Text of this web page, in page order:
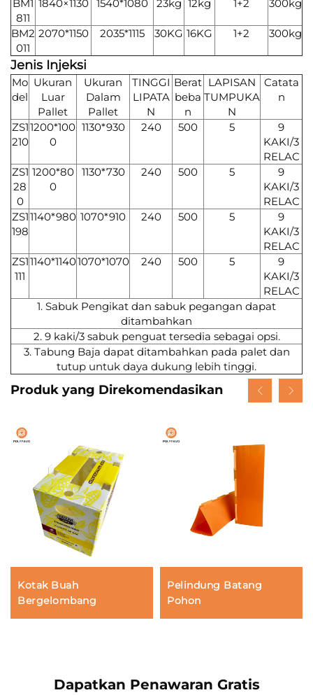
BM1
811
1840×1130 1540*1080 23kg 12kg 1+2 300kg
BM2
011
2070*1150 2035*1115 30KG 16KG 1+2 300kg
Jenis Injeksi
Mo
del
Ukuran
Luar
Pallet
Ukuran
Dalam
Pallet
TINGGI
LIPATA
N
Berat
beba
n
LAPISAN
TUMPUKA
N
Catata
n
ZS1
210
1200*100
0
1130*930 240 500 5
9
KAKI/3
RELAC
ZS1
28
0
1200*80
0
1130*730 240 500 5
9
KAKI/3
RELAC
ZS1
198
1140*980 1070*910 240 500 5
9
KAKI/3
RELAC
ZS1
111
1140*11401070*1070 240 500 5
9
KAKI/3
RELAC
1. Sabuk Pengikat dan sabuk pegangan dapat
ditambahkan
2. 9 kaki/3 sabuk penguat tersedia sebagai opsi.
3. Tabung Baja dapat ditambahkan pada palet dan
tutup untuk daya dukung lebih tinggi.
Produk yang Direkomendasikan
Kotak Buah
Bergelombang
Pelindung Batang
Pohon
Dapatkan Penawaran Gratis